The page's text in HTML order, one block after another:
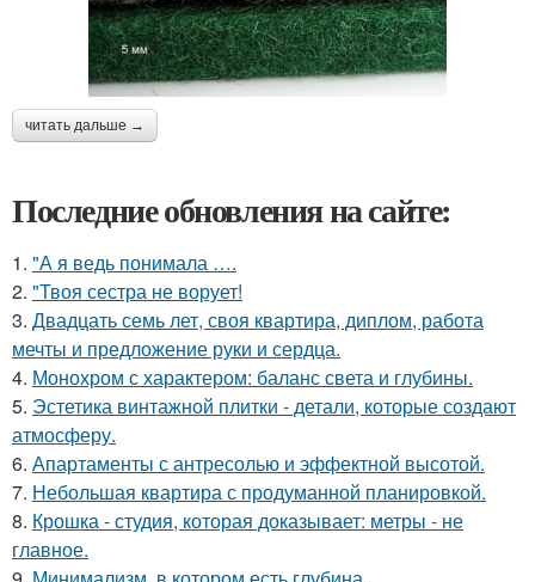
читать дальше →
Последние обновления на сайте:
1. "А я ведь понимала ….
2. "Твоя сестра не ворует!
3. Двадцать семь лет, своя квартира, диплом, работа
мечты и предложение руки и сердца.
4. Монохром с характером: баланс света и глубины.
5. Эстетика винтажной плитки - детали, которые создают
атмосферу.
6. Апартаменты с антресолью и эффектной высотой.
7. Небольшая квартира с продуманной планировкой.
8. Крошка - студия, которая доказывает: метры - не
главное.